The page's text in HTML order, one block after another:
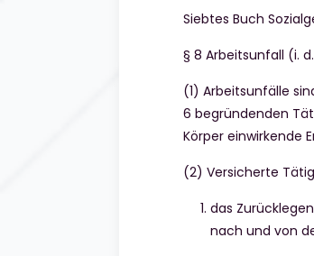
Siebtes Buch
§ 8 Arbeitsunfall (i. d.
(1) Arbeitsunfälle
6 begründenden
Körper einwirkende
(2) Versicherte
das
nach und von